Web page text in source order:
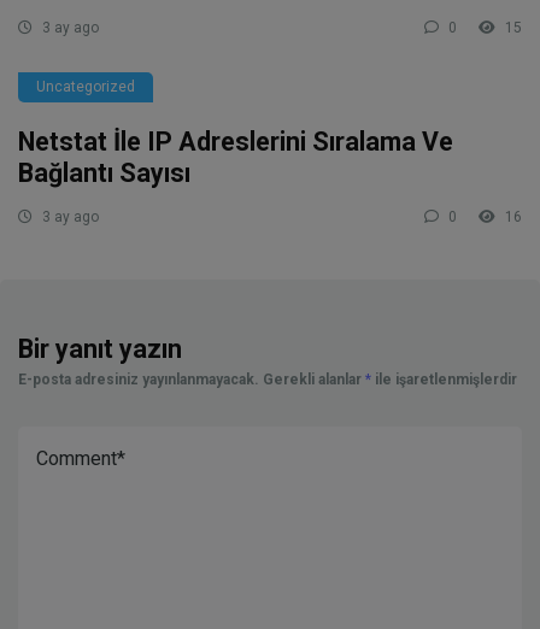
3 ay ago 0 15
Uncategorized
Netstat İle IP Adreslerini Sıralama Ve
Bağlantı Sayısı
3 ay ago 0 16
Bir yanıt yazın
E-posta adresiniz yayınlanmayacak. Gerekli alanlar * ile işaretlenmişlerdir